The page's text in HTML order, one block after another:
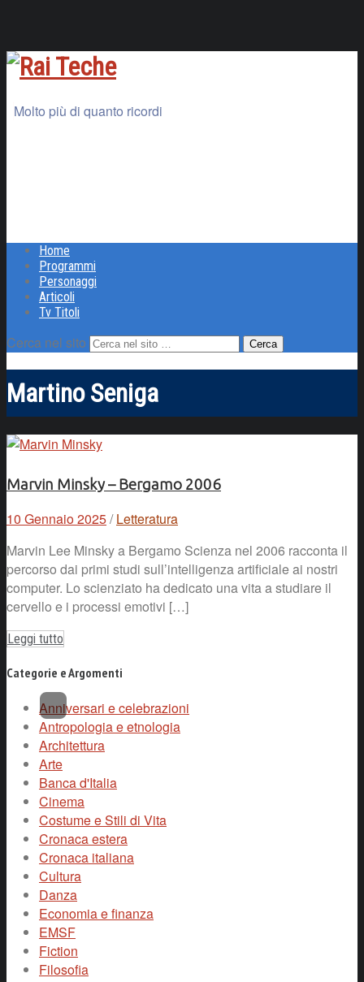
Molto più di quanto ricordi
Home
Programmi
Personaggi
Articoli
Tv Titoli
Cerca nel sito
Martino Seniga
Marvin Minsky – Bergamo 2006
10 Gennaio 2025/ Letteratura
Marvin Lee Minsky a Bergamo Scienza nel 2006 racconta il
percorso dai primi studi sull’intelligenza artificiale ai nostri
computer. Lo scienziato ha dedicato una vita a studiare il
cervello e i processi emotivi […]
Leggi tutto
Categorie e Argomenti
Anniversari e celebrazioni
Antropologia e etnologia
Architettura
Arte
Banca d'Italia
Cinema
Costume e Stili di Vita
Cronaca estera
Cronaca italiana
Cultura
Danza
Economia e finanza
EMSF
Fiction
Filosofia